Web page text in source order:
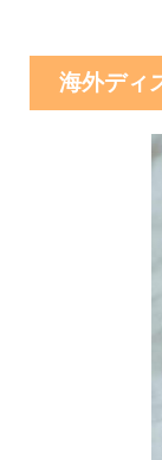
海外ディ